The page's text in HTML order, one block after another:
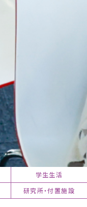
学生生活
研究所・付置施設